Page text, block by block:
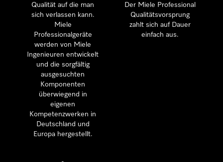
Qualität auf die man
sich verlassen kann.
Miele
Professionalgeräte
werden von Miele
Ingenieuren entwickelt
und die sorgfältig
ausgesuchten
Komponenten
überwiegend in
eigenen
Kompetenzwerken in
Deutschland und
Europa hergestellt.
Der Miele Professional
Qualitätsvorsprung
zahlt sich auf Dauer
einfach aus.